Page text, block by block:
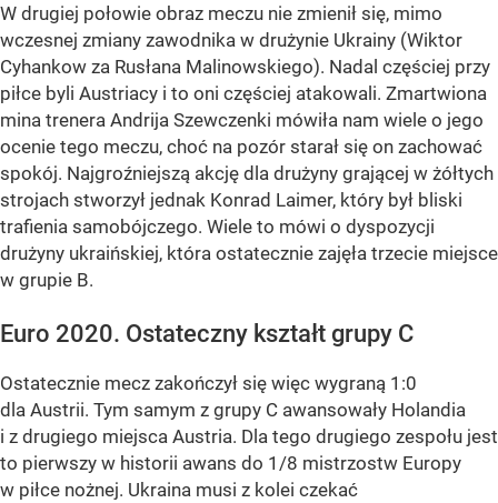
W drugiej połowie obraz meczu nie zmienił się, mimo
wczesnej zmiany zawodnika w drużynie Ukrainy (Wiktor
Cyhankow za Rusłana Malinowskiego). Nadal częściej przy
piłce byli Austriacy i to oni częściej atakowali. Zmartwiona
mina trenera Andrija Szewczenki mówiła nam wiele o jego
ocenie tego meczu, choć na pozór starał się on zachować
spokój. Najgroźniejszą akcję dla drużyny grającej w żółtych
strojach stworzył jednak Konrad Laimer, który był bliski
trafienia samobójczego. Wiele to mówi o dyspozycji
drużyny ukraińskiej, która ostatecznie zajęła trzecie miejsce
w grupie B.
Euro 2020. Ostateczny kształt grupy C
Ostatecznie mecz zakończył się więc wygraną 1:0
dla Austrii. Tym samym z grupy C awansowały Holandia
i z drugiego miejsca Austria. Dla tego drugiego zespołu jest
to pierwszy w historii awans do 1/8 mistrzostw Europy
w piłce nożnej. Ukraina musi z kolei czekać